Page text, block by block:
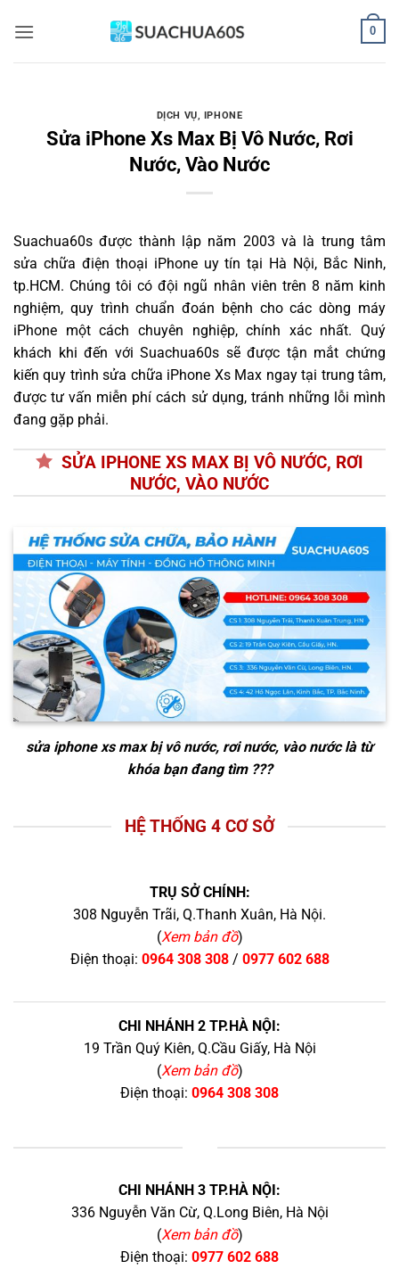
qua
0
DỊCH VỤ, IPHONE
Sửa iPhone Xs Max Bị Vô Nước, Rơi
Nước, Vào Nước
Suachua60s được thành lập năm 2003 và là trung tâm
sửa chữa điện thoại iPhone uy tín tại Hà Nội, Bắc Ninh,
tp.HCM. Chúng tôi có đội ngũ nhân viên trên 8 năm kinh
nghiệm, quy trình chuẩn đoán bệnh cho các dòng máy
iPhone một cách chuyên nghiệp, chính xác nhất. Quý
khách khi đến với Suachua60s sẽ được tận mắt chứng
kiến quy trình sửa chữa iPhone Xs Max ngay tại trung tâm,
được tư vấn miễn phí cách sử dụng, tránh những lỗi mình
đang gặp phải.
SỬA IPHONE XS MAX BỊ VÔ NƯỚC, RƠI
NƯỚC, VÀO NƯỚC
sửa iphone xs max bị vô nước, rơi nước, vào nướclà từ
khóa bạn đang tìm ???
HỆ THỐNG 4 CƠ SỞ
TRỤ SỞ CHÍNH:
308 Nguyễn Trãi, Q.Thanh Xuân, Hà Nội.
(Xem bản đồ)
Điện thoại: 0964 308 308/ 0977 602 688
CHI NHÁNH 2 TP.HÀ NỘI:
19 Trần Quý Kiên, Q.Cầu Giấy, Hà Nội
(Xem bản đồ)
Điện thoại: 0964 308 308
CHI NHÁNH 3 TP.HÀ NỘI:
336 Nguyễn Văn Cừ, Q.Long Biên, Hà Nội
(Xem bản đồ)
Điện thoại: 0977 602 688